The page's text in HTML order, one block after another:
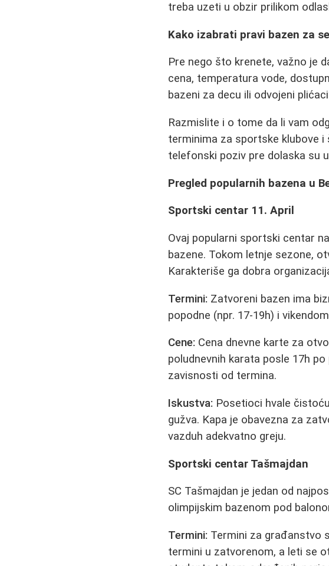
treba uzeti u obzir prilikom
Kako izabrati pravi bazen za
Pre nego što krenete, važno je
cena, temperatura vode,
bazeni za decu ili odvojeni
Razmislite i o tome da li vam
terminima za sportske klubove i
telefonski poziv pre dolaska su
Pregled popularnih bazena u
Sportski centar 11. April
Ovaj popularni sportski centar
bazene. Tokom letnje sezone,
Karakteriše ga dobra
Termini: Zatvoreni bazen ima
popodne (npr. 17-19h) i
Cene: Cena dnevne karte za
poludnevnih karata posle 17h
zavisnosti od termina.
Iskustva: Posetioci hvale
gužva. Kapa je obavezna za
vazduh adekvatno greju.
Sportski centar Tašmajdan
SC Tašmajdan je jedan od
olimpijskim bazenom pod
Termini: Termini za građanstvo
termini u zatvorenom, a leti se